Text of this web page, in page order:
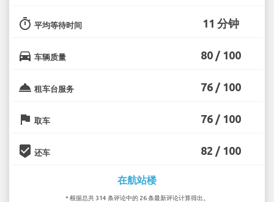
timer 平均等待时间 11 分钟
directions_car 车辆质量 80 / 100
room_service 租车台服务 76 / 100
flag 取车 76 / 100
beenhere 还车 82 / 100
在航站楼
* 根据总共 314 条评论中的 26 条最新评论计算得出。